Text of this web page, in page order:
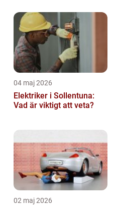
04 maj 2026
Elektriker i Sollentuna:
Vad är viktigt att veta?
02 maj 2026